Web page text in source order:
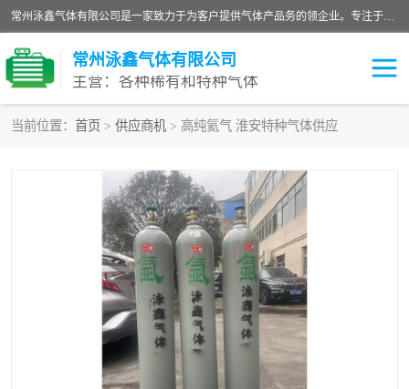
常州泳鑫气体有限公司是一家致力于为客户提供气体产品务的领企业。专注于环氧乙烷剂、环氧乙烷、高纯气体以及稀有和特种气体的研发、生产、销售和配送，产品广泛应用于医疗、电子、科研、化工、食品等多个领域。主要产品有：环氧乙烷灭菌剂，环氧乙烷，高纯氩，氮，氪，氙，氖，氘，笑，氦，氢，氧等各种稀有和特种气体。
常州泳鑫气体有限公司
主营：各种稀有和特种气体
当前位置： 首页 > 供应商机 > 高纯氦气 淮安特种气体供应
环氧乙烷灭菌剂 高纯氩气